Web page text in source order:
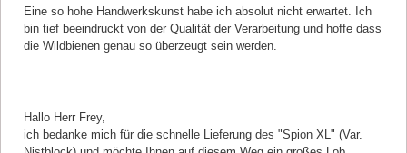
Eine so hohe Handwerkskunst habe ich absolut nicht erwartet. Ich
bin tief beeindruckt von der Qualität der Verarbeitung und hoffe dass
die Wildbienen genau so überzeugt sein werden.
Hallo Herr Frey,
ich bedanke mich für die schnelle Lieferung des "Spion XL" (Var.